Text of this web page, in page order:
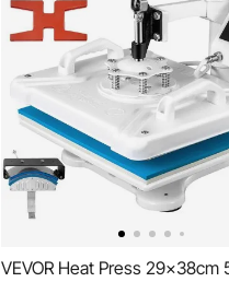
VEVOR Heat Press 29x38cm